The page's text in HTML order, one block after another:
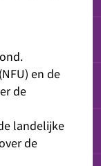
en de
de
landelijke
de